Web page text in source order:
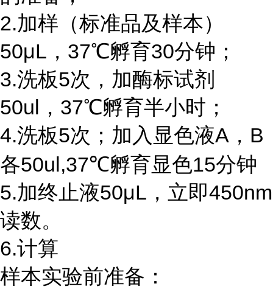
2.加样（标准品及样本）
50μL，37℃孵育30分钟；
3.洗板5次，加酶标试剂
50ul，37℃孵育半小时；
4.洗板5次；加入显色液A，B
各50ul,37℃孵育显色15分钟
5.加终止液50μL，立即450nm
读数。
6.计算
样本实验前准备：